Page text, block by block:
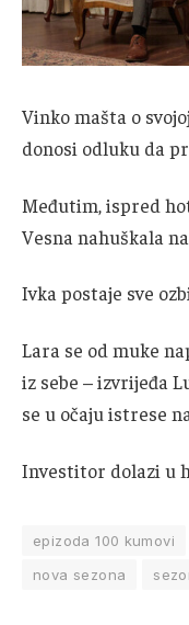
Vinko mašta o
donosi odluku da
Međutim, ispred
Vesna nahuškala
Ivka postaje sve
Lara se od muke
iz sebe – izvrijeđa
se u očaju istrese
Investitor dolazi u
epizoda 100 kumovi
nova sezona